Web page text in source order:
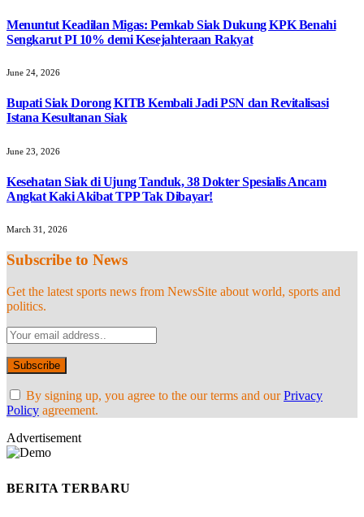
Menuntut Keadilan Migas: Pemkab Siak Dukung KPK Benahi
Sengkarut PI 10% demi Kesejahteraan Rakyat
June 24, 2026
Bupati Siak Dorong KITB Kembali Jadi PSN dan Revitalisasi
Istana Kesultanan Siak
June 23, 2026
Kesehatan Siak di Ujung Tanduk, 38 Dokter Spesialis Ancam
Angkat Kaki Akibat TPP Tak Dibayar!
March 31, 2026
Subscribe to News
Get the latest sports news from NewsSite about world, sports and
politics.
By signing up, you agree to the our terms and ourPrivacy
Policy agreement.
Advertisement
BERITA TERBARU